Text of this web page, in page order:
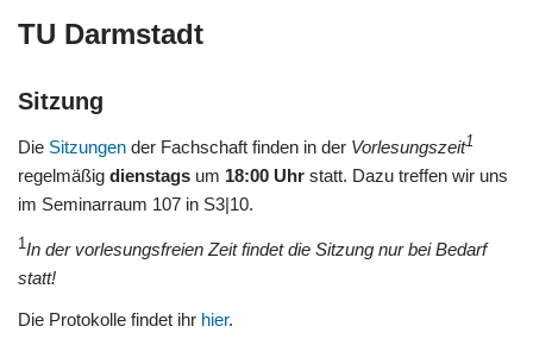
TU Darmstadt
Sitzung
Die Sitzungen der Fachschaft finden in der Vorlesungszeit1
regelmäßig dienstags um 18:00 Uhr statt. Dazu treffen wir uns
im Seminarraum 107 in S3|10.
1In der vorlesungsfreien Zeit findet die Sitzung nur bei Bedarf
statt!
Die Protokolle findet ihr hier.